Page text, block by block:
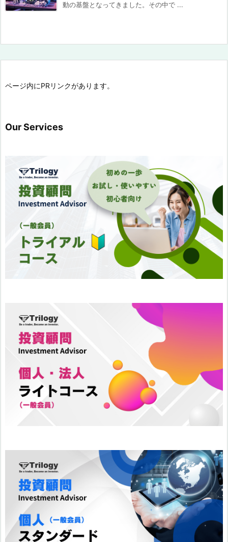
動の基盤となってきました。その中で ...
ページ内にPRリンクがあります。
Our Services